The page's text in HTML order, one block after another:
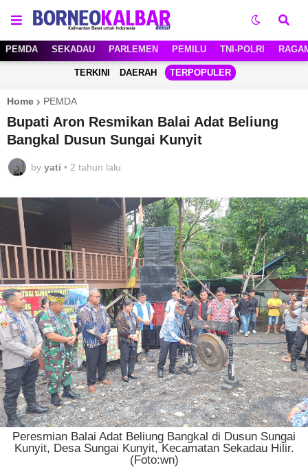
PEMDA SEKADAU PARLEMEN PEMILU TNI-POLRI
TERKINI DAERAH TERPOPULER
Home PEMDA
Bupati Aron Resmikan Balai Adat Beliung
Bangkal Dusun Sungai Kunyit
by yati • 2 tahun lalu
Peresmian Balai Adat Beliung Bangkal di Dusun Sungai
Kunyit, Desa Sungai Kunyit, Kecamatan Sekadau Hilir.
(Foto:wn)